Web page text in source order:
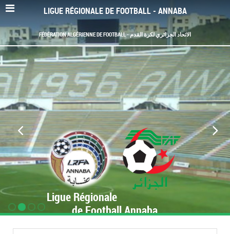
LIGUE RÉGIONALE DE FOOTBALL - ANNABA
FÉDÉRATION ALGÉRIENNE DE FOOTBALL - الاتحاد الجزائري لكرة القدم
Ligue Régionale
de Football Annaba